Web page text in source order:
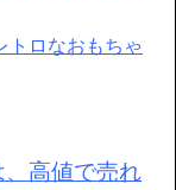
トロなおもちゃ
、高値で売れ